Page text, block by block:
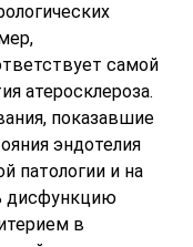
самой
атеросклероза.
показавшие
эндотелия
патологии и на
дисфункцию
в